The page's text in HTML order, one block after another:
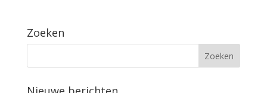
Zoeken